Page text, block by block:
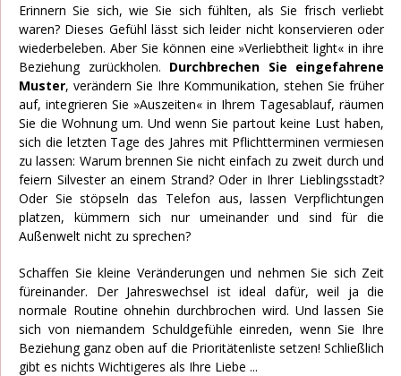
Erinnern Sie sich, wie Sie sich fühlten, als Sie frisch verliebt
waren? Dieses Gefühl lässt sich leider nicht konservieren oder
wiederbeleben. Aber Sie können eine »Verliebtheit light« in ihre
Beziehung zurückholen. Durchbrechen Sie eingefahrene
Muster, verändern Sie Ihre Kommunikation, stehen Sie früher
auf, integrieren Sie »Auszeiten« in Ihrem Tagesablauf, räumen
Sie die Wohnung um. Und wenn Sie partout keine Lust haben,
sich die letzten Tage des Jahres mit Pflichtterminen vermiesen
zu lassen: Warum brennen Sie nicht einfach zu zweit durch und
feiern Silvester an einem Strand? Oder in Ihrer Lieblingsstadt?
Oder Sie stöpseln das Telefon aus, lassen Verpflichtungen
platzen, kümmern sich nur umeinander und sind für die
Außenwelt nicht zu sprechen?
Schaffen Sie kleine Veränderungen und nehmen Sie sich Zeit
füreinander. Der Jahreswechsel ist ideal dafür, weil ja die
normale Routine ohnehin durchbrochen wird. Und lassen Sie
sich von niemandem Schuldgefühle einreden, wenn Sie Ihre
Beziehung ganz oben auf die Prioritätenliste setzen! Schließlich
gibt es nichts Wichtigeres als Ihre Liebe ...